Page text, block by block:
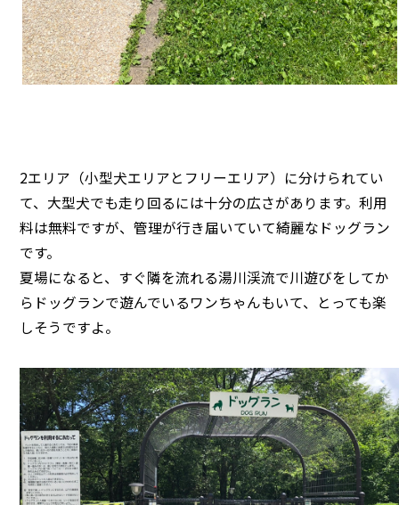
2エリア（小型犬エリアとフリーエリア）に分けられてい
て、大型犬でも走り回るには十分の広さがあります。利用
料は無料ですが、管理が行き届いていて綺麗なドッグラン
です。
夏場になると、すぐ隣を流れる湯川渓流で川遊びをしてか
らドッグランで遊んでいるワンちゃんもいて、とっても楽
しそうですよ。